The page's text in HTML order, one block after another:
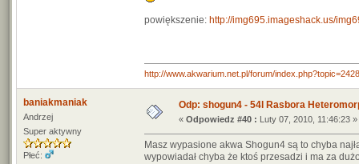
powiększenie: http://img695.imageshack.us/
http://www.akwarium.net.pl/forum/
baniakmaniak
Andrzej
Super aktywny
Płeć:
Odp: shogun4 - 54l Rasbora
« Odpowiedz #40 : Luty 07, 2010, 11:46:23 »
Masz wypasione akwa Shogun4 są to chyba
wypowiadał chyba że ktoś przesadzi i ma za